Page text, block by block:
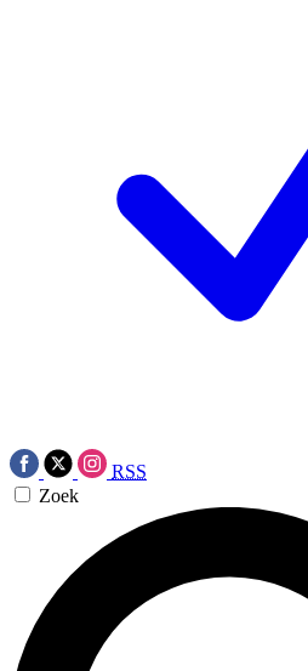
RSS
Zoek